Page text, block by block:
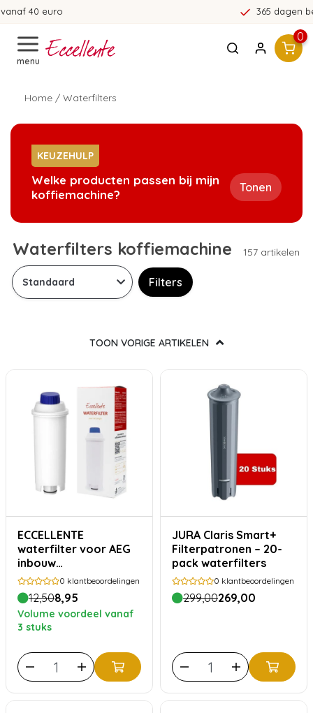
menu
0
Home / Waterfilters
KEUZEHULP
Welke producten passen bij mijn
koffiemachine?
Tonen
Waterfilters koffiemachine 157 artikelen
Filters
TOON VORIGE ARTIKELEN
ECCELLENTE
waterfilter voor AEG
inbouw
koffiemachines
(M3BICF200)
0 klantbeoordelingen
12,508,95
Volume voordeel vanaf
3 stuks
JURA Claris Smart+
Filterpatronen – 20-
pack waterfilters
0 klantbeoordelingen
299,00269,00